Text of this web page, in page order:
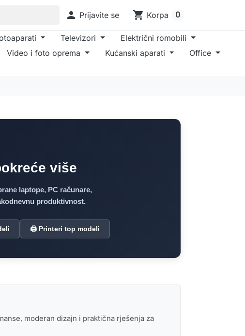
 Prijavite se shopping_cart Korpa 0
Televizori
Električni romobili
Video i foto oprema Kućanski aparati
Office
više
laptope, PC računare,
produktivnost.
🖨️ Printeri top modeli
moderan dizajn i praktična rješenja za